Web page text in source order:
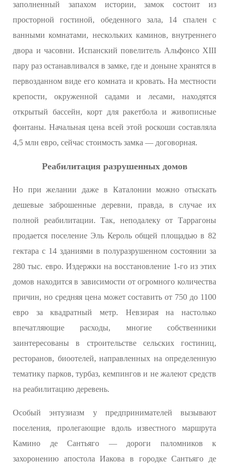
заполненный запахом истории, замок состоит из
просторной гостиной, обеденного зала, 14 спален с
ванными комнатами, нескольких каминов, внутреннего
двора и часовни. Испанский повелитель Альфонсо XIII
пару раз останавливался в замке, где и доныне хранятся в
первозданном виде его комната и кровать. На местности
крепости, окруженной садами и лесами, находятся
открытый бассейн, корт для ракетбола и живописные
фонтаны. Начальная цена всей этой роскоши составляла
4,5 млн евро, сейчас стоимость замка — договорная.
Реабилитация разрушенных домов
Но при желании даже в Каталонии можно отыскать
дешевые заброшенные деревни, правда, в случае их
полной реабилитации. Так, неподалеку от Таррагоны
продается поселение Эль Кероль общей площадью в 82
гектара с 14 зданиями в полуразрушенном состоянии за
280 тыс. евро. Издержки на восстановление 1-го из этих
домов находится в зависимости от огромного количества
причин, но средняя цена может составить от 750 до 1100
евро за квадратный метр. Невзирая на настолько
впечатляющие расходы, многие собственники
заинтересованы в строительстве сельских гостиниц,
ресторанов, биоотелей, направленных на определенную
тематику парков, турбаз, кемпингов и не жалеют средств
на реабилитацию деревень.
Особый энтузиазм у предпринимателей вызывают
поселения, пролегающие вдоль известного маршрута
Камино де Сантьяго — дороги паломников к
захоронению апостола Иакова в городке Сантьяго де